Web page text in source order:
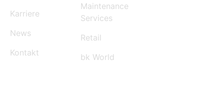
Karriere
News
Kontakt
Maintenance
Services
Retail
bk World